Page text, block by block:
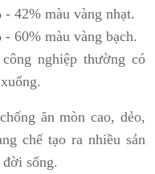
42% màu vàng nhạt.
60% màu vàng bạch.
nghiệp thường có
ăn mòn cao, dẻo,
chế tạo ra nhiều sản
sống.